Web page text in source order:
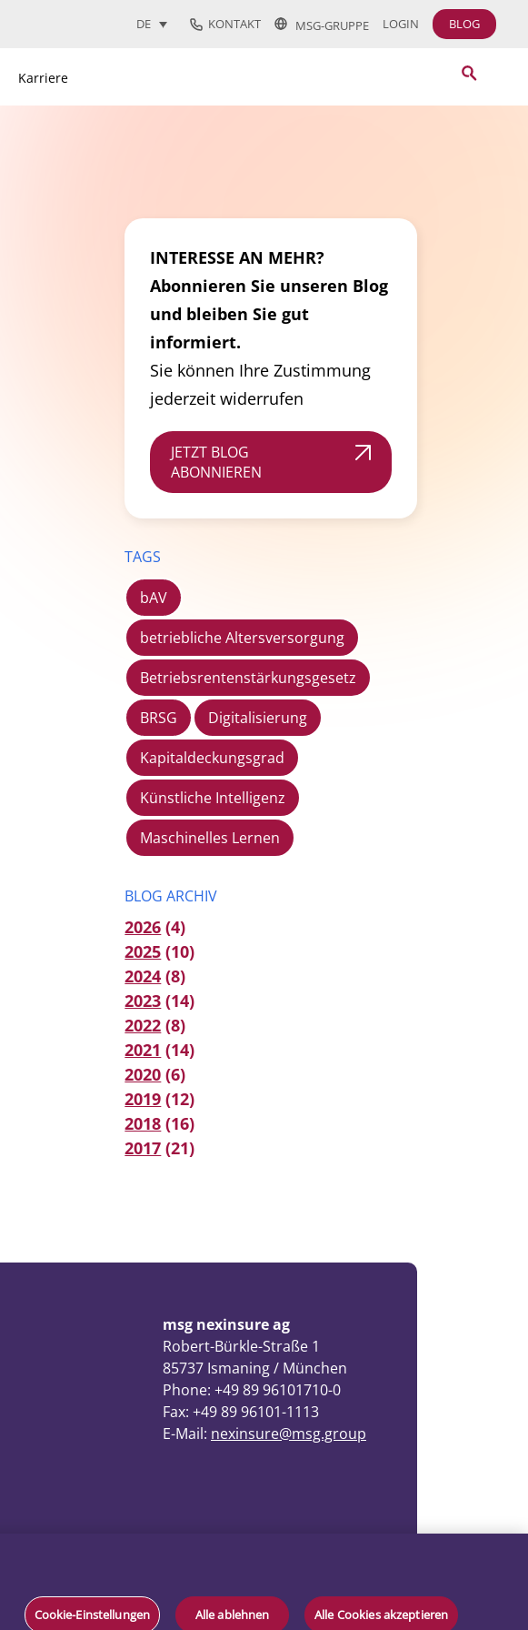
DE KONTAKT MSG-GRUPPE LOGIN BLOG
Karriere
INTERESSE AN MEHR?
Abonnieren Sie unseren Blog
und bleiben Sie gut
informiert.
Sie können Ihre Zustimmung
jederzeit widerrufen
JETZT BLOG
ABONNIEREN
TAGS
bAV
betriebliche Altersversorgung
Betriebsrentenstärkungsgesetz
BRSG
Digitalisierung
Kapitaldeckungsgrad
Künstliche Intelligenz
Maschinelles Lernen
BLOG ARCHIV
2026 (4)
2025 (10)
2024 (8)
2023 (14)
2022 (8)
2021 (14)
2020 (6)
2019 (12)
2018 (16)
2017 (21)
msg nexinsure ag
Robert-Bürkle-Straße 1
85737 Ismaning / München
Phone: +49 89 96101710-0
Fax: +49 89 96101-1113
E-Mail: nexinsure@msg.group
Cookie-Einstellungen Alle ablehnen Alle Cookies akzeptieren